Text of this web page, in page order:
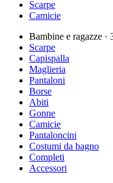
Scarpe
Camicie
Bambine e ragazze ·
Scarpe
Capispalla
Maglieria
Pantaloni
Borse
Abiti
Gonne
Camicie
Pantaloncini
Costumi da bagno
Completi
Accessori